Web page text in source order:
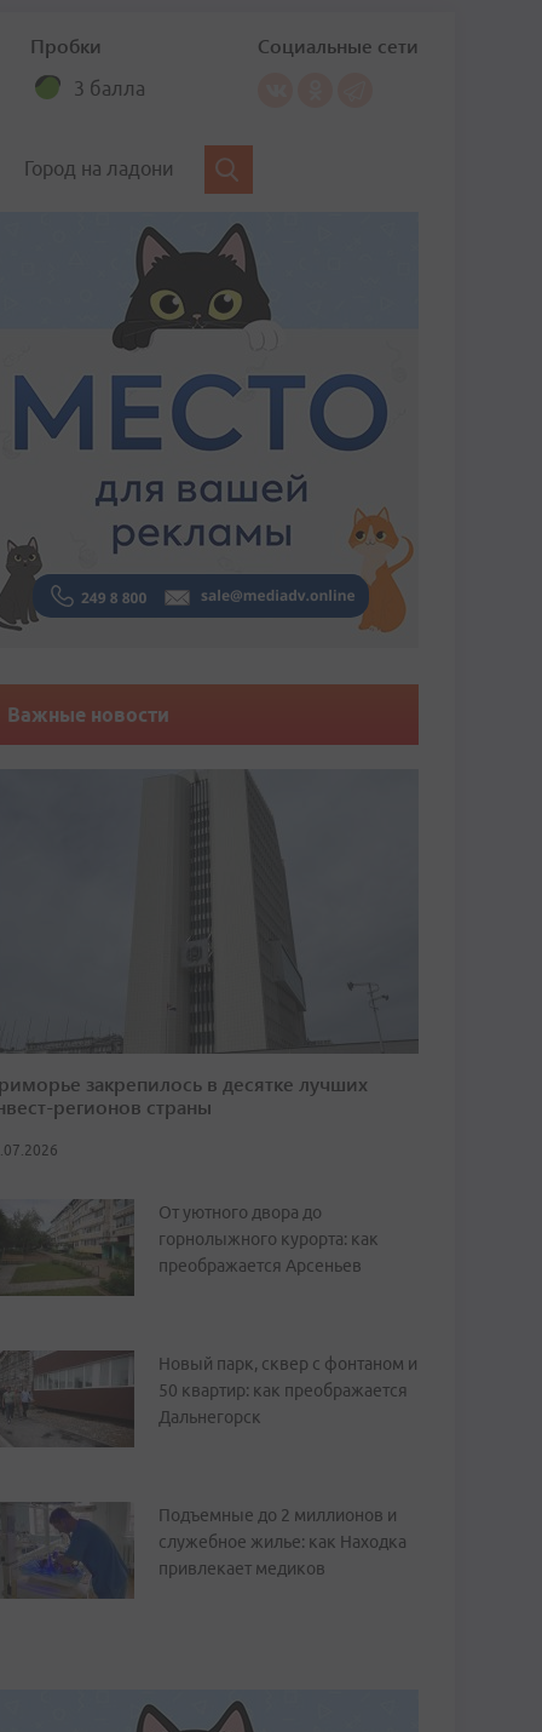
Пробки
3 балла
Социальные сети
Город на ладони
Важные новости
закрепилось в десятке лучших
регионов страны
От уютного двора до
горнолыжного курорта: как
преображается Арсеньев
Новый парк, сквер с фонтаном и
50 квартир: как преображается
Дальнегорск
Подъемные до 2 миллионов и
служебное жилье: как Находка
привлекает медиков